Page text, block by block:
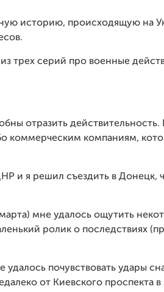
историю, происходящую на
трех серий про военные
отразить действительность.
коммерческим компаниям,
и я решил съездить в Донецк,
мне удалось ощутить
ролик о последствиях
почувствовать удары
от Киевского проспекта